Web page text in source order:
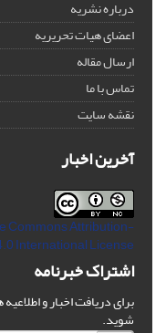
درباره نشریه
اعضای هیات تحریریه
ارسال مقاله
تماس با ما
نقشه سایت
آخرین اخبار
Commons Attribution-
International License
اشتراک خبرنامه
برای دریافت اخبار و
شوید.